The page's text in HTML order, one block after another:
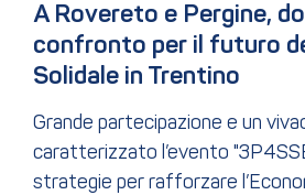
A Rovereto e Pergine,
confronto per il futuro
Solidale in Trentino
Grande partecipazione e un
caratterizzato l’evento
strategie per rafforzare